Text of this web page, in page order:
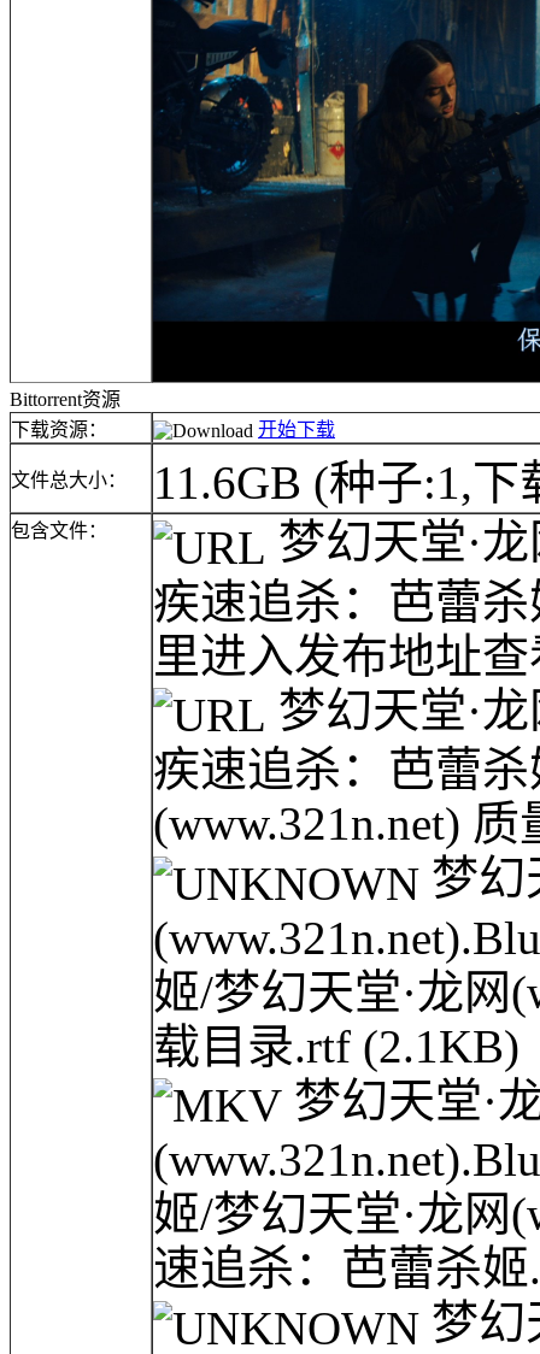
Bittorrent资源
下载资源：
开始下载
文件总大小： 11.6GB (种子:1,
包含文件：
梦幻天堂·
疾速追杀：芭蕾
里进入发布地址
梦幻天堂·
疾速追杀：芭蕾
(www.321n.net)
梦幻
姬/梦幻天堂·龙网
载目录.rtf (2.1KB)
梦幻天堂·
姬/梦幻天堂·龙网
速追杀：芭蕾杀
梦幻